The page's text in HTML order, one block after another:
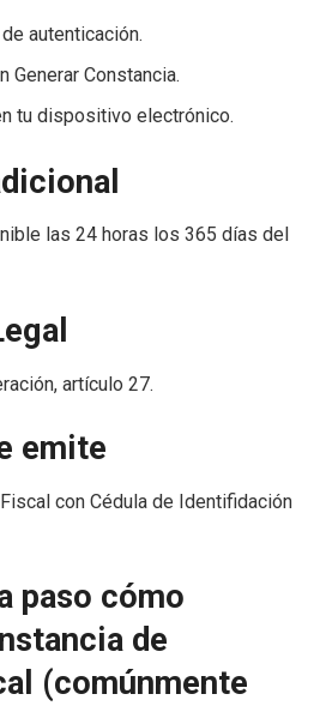
autenticación.
Generar Constancia.
tu dispositivo electrónico.
las 24 horas los 365 días del
artículo 27.
emite
con Cédula de Identifidación
paso cómo
de
(comúnmente